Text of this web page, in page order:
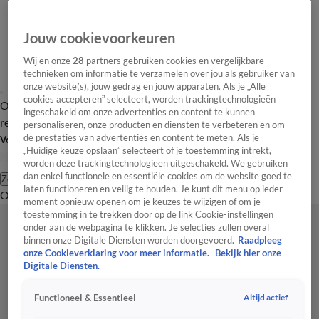
Overzicht Laatste nieuws Regionieuws Het beste van Hart
Tip de
redactie
Volg Hart van Nederland
Zoeken
OverzichtRegioUitzendingenWeerTip de redactiePanelVideo's
Jouw cookievoorkeuren
Wij en onze28 partners gebruiken cookies en vergelijkbare
technieken om informatie te verzamelen over jou als gebruiker van
onze website(s), jouw gedrag en jouw apparaten. Als je „Alle
cookies accepteren” selecteert, worden trackingtechnologieën
ingeschakeld om onze advertenties en content te kunnen
personaliseren, onze producten en diensten te verbeteren en om
de prestaties van advertenties en content te meten. Als je
„Huidige keuze opslaan” selecteert of je toestemming intrekt,
worden deze trackingtechnologieën uitgeschakeld. We gebruiken
dan enkel functionele en essentiële cookies om de website goed te
laten functioneren en veilig te houden. Je kunt dit menu op ieder
moment opnieuw openen om je keuzes te wijzigen of om je
toestemming in te trekken door op de link Cookie-instellingen
onder aan de webpagina te klikken. Je selecties zullen overal
binnen onze Digitale Diensten worden doorgevoerd. Raadpleeg
onze Cookieverklaring voor meer informatie.
Bekijk hier onze
Digitale Diensten.
Functioneel & Essentieel Altijd actief